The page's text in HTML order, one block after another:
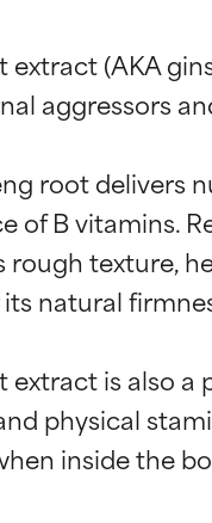
extract (AKA
aggressors
root delivers
of B vitamins.
texture,
natural
extract is also
physical
inside the
Bewertung
Bewertung